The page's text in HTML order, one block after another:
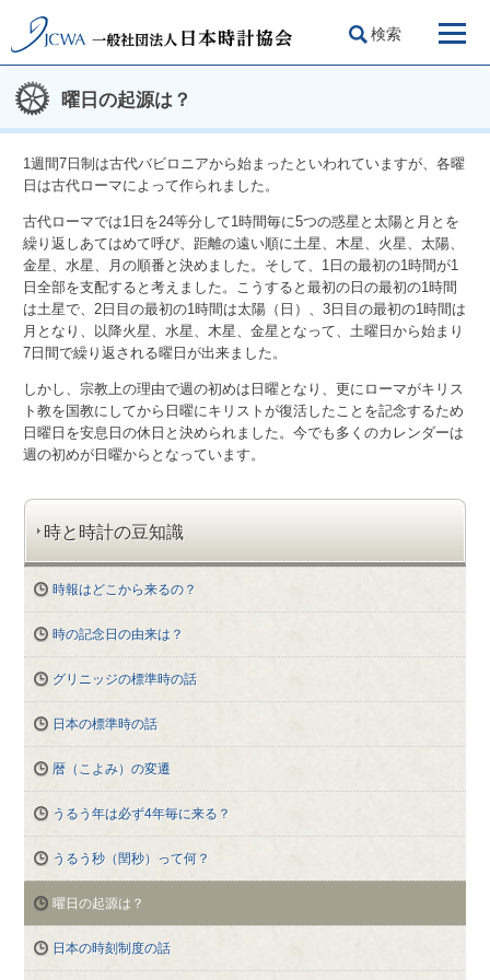
検索
曜日の起源は？
1週間7日制は古代バビロニアから始まったといわれていますが、各曜
日は古代ローマによって作られました。
古代ローマでは1日を24等分して1時間毎に5つの惑星と太陽と月とを
繰り返しあてはめて呼び、距離の遠い順に土星、木星、火星、太陽、
金星、水星、月の順番と決めました。そして、1日の最初の1時間が1
日全部を支配すると考えました。こうすると最初の日の最初の1時間
は土星で、2日目の最初の1時間は太陽（日）、3日目の最初の1時間は
月となり、以降火星、水星、木星、金星となって、土曜日から始まり
7日間で繰り返される曜日が出来ました。
しかし、宗教上の理由で週の初めは日曜となり、更にローマがキリス
ト教を国教にしてから日曜にキリストが復活したことを記念するため
日曜日を安息日の休日と決められました。今でも多くのカレンダーは
週の初めが日曜からとなっています。
時と時計の豆知識
時報はどこから来るの？
時の記念日の由来は？
グリニッジの標準時の話
日本の標準時の話
暦（こよみ）の変遷
うるう年は必ず4年毎に来る？
うるう秒（閏秒）って何？
曜日の起源は？
日本の時刻制度の話